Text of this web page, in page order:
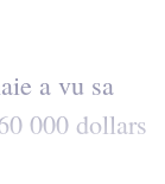
a vu sa
000 dollars